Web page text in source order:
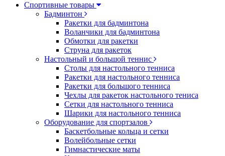
Спортивные товары
Бадминтон
Ракетки для бадминтона
Воланчики для бадминтона
Обмотки для ракетки
Струна для ракеток
Настольный и большой теннис
Столы для настольного тенниса
Ракетки для настольного тенниса
Ракетки для большого тенниса
Чехлы для ракеток настольного тениса
Сетки для настольного тенниса
Шарики для настольного тенниса
Оборудование для спортзалов
Баскетбольные кольца и сетки
Волейбольные сетки
Гимнастические маты